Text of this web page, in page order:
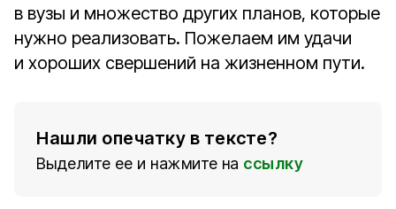
в вузы и множество других планов, которые
нужно реализовать. Пожелаем им удачи
и хороших свершений на жизненном пути.
Нашли опечатку в тексте?
Выделите ее и нажмите на ссылку